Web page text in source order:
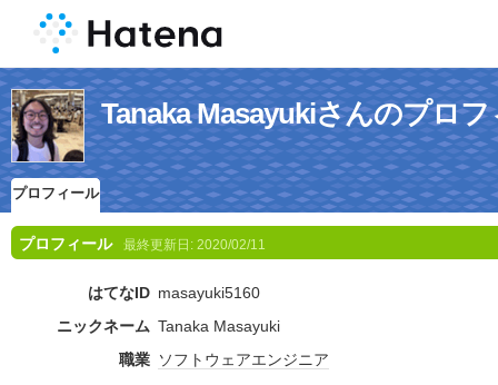
Tanaka Masayukiさんのプロフ
プロフィール
プロフィール 最終更新日: 2020/02/11
はてなID masayuki5160
ニックネーム Tanaka Masayuki
職業 ソフトウェアエンジニア